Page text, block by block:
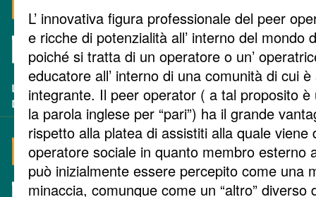
L’ innovativa figura professionale del peer
e ricche di potenzialità all’ interno del mondo
poiché si tratta di un operatore o un’
educatore all’ interno di una comunità di cui
integrante. Il peer operator ( a tal proposito è
la parola inglese per “pari”) ha il grande
rispetto alla platea di assistiti alla quale viene
operatore sociale in quanto membro esterno
può inizialmente essere percepito come una
minaccia, comunque come un “altro” diverso